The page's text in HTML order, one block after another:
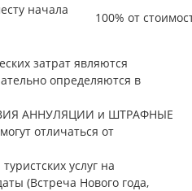
начала
100% от
затрат являются
определяются в
АННУЛЯЦИИ и ШТРАФНЫЕ
отличаться от
услуг на
(Встреча Нового года,